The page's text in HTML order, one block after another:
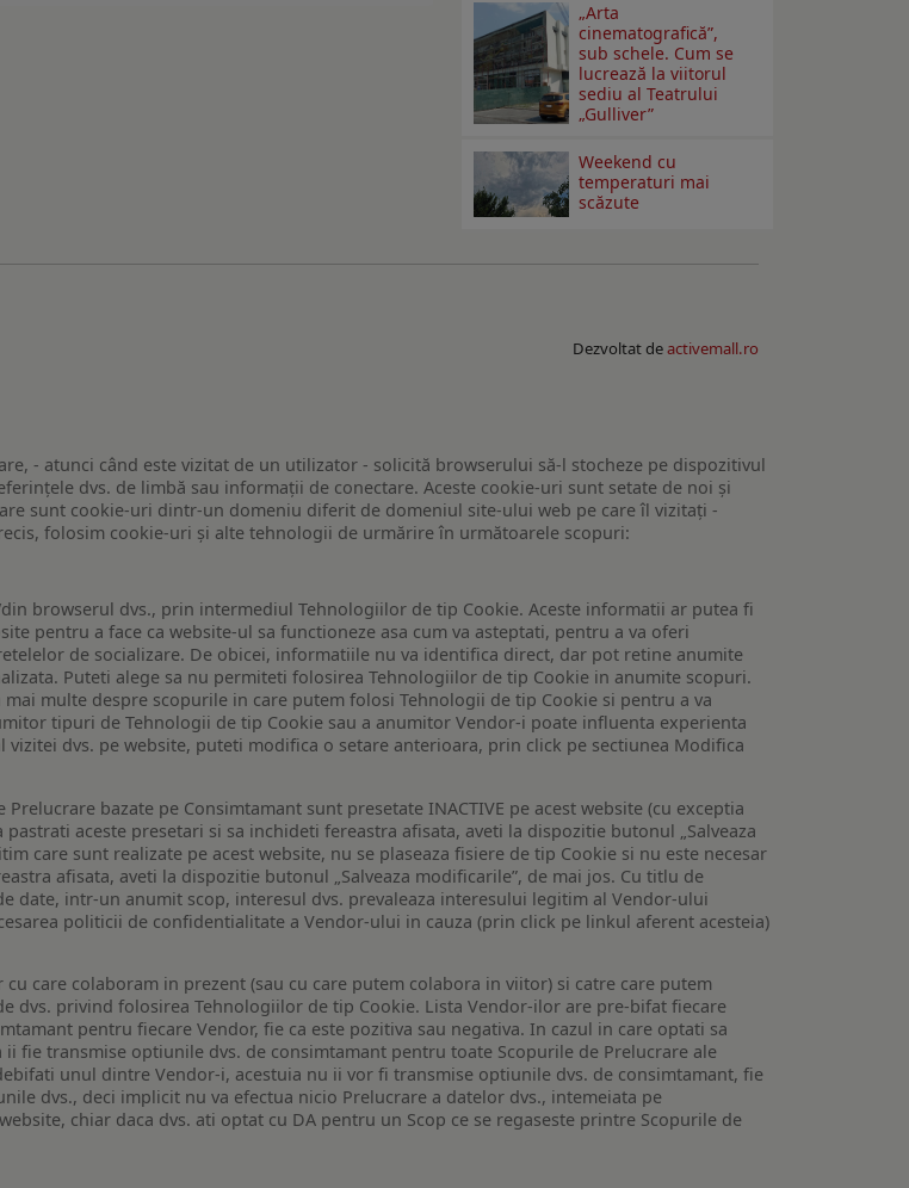
„Arta
cinematografică”,
sub schele. Cum se
lucrează la viitorul
sediu al Teatrului
„Gulliver”
Weekend cu
temperaturi mai
scăzute
Dezvoltat deactivemall.ro
- atunci când este vizitat de un utilizator - solicită browserului să-l stocheze pe dispozitivul
dvs. de limbă sau informații de conectare. Aceste cookie-uri sunt setate de noi și
sunt cookie-uri dintr-un domeniu diferit de domeniul site-ului web pe care îl vizitați -
folosim cookie-uri și alte tehnologii de urmărire în următoarele scopuri:
browserul dvs., prin intermediul Tehnologiilor de tip Cookie. Aceste informatii ar putea fi
pentru a face ca website-ul sa functioneze asa cum va asteptati, pentru a va oferi
de socializare. De obicei, informatiile nu va identifica direct, dar pot retine anumite
Puteti alege sa nu permiteti folosirea Tehnologiilor de tip Cookie in anumite scopuri.
multe despre scopurile in care putem folosi Tehnologii de tip Cookie si pentru a va
tipuri de Tehnologii de tip Cookie sau a anumitor Vendor-i poate influenta experienta
dvs. pe website, puteti modifica o setare anterioara, prin click pe sectiunea Modifica
bazate pe Consimtamant sunt presetate INACTIVE pe acest website (cu exceptia
aceste presetari si sa inchideti fereastra afisata, aveti la dispozitie butonul „Salveaza
care sunt realizate pe acest website, nu se plaseaza fisiere de tip Cookie si nu este necesar
afisata, aveti la dispozitie butonul „Salveaza modificarile”, de mai jos. Cu titlu de
date, intr-un anumit scop, interesul dvs. prevaleaza interesului legitim al Vendor-ului
politicii de confidentialitate a Vendor-ului in cauza (prin click pe linkul aferent acesteia)
care colaboram in prezent (sau cu care putem colabora in viitor) si catre care putem
dvs. privind folosirea Tehnologiilor de tip Cookie. Lista Vendor-ilor are pre-bifat fiecare
pentru fiecare Vendor, fie ca este pozitiva sau negativa. In cazul in care optati sa
fie transmise optiunile dvs. de consimtamant pentru toate Scopurile de Prelucrare ale
unul dintre Vendor-i, acestuia nu ii vor fi transmise optiunile dvs. de consimtamant, fie
dvs., deci implicit nu va efectua nicio Prelucrare a datelor dvs., intemeiata pe
chiar daca dvs. ati optat cu DA pentru un Scop ce se regaseste printre Scopurile de